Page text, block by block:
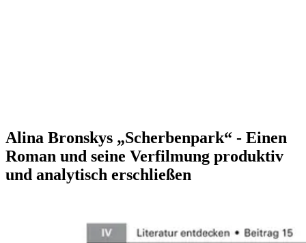
Alina Bronskys „Scherbenpark“ - Einen
Roman und seine Verfilmung produktiv
und analytisch erschließen